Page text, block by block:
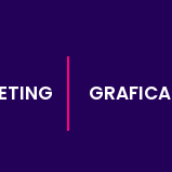
GRAFICA